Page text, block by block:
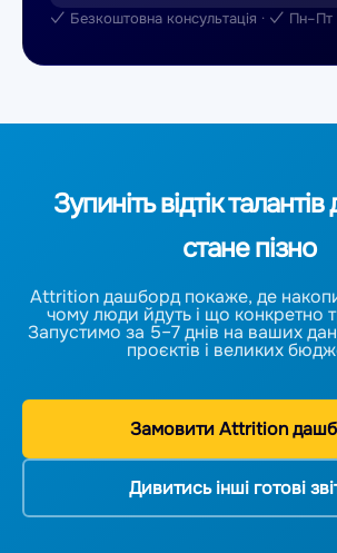
✓ Безкоштовна консультація · ✓
Зупиніть відтік
стане пізно
Attrition дашборд покаже, де
чому люди йдуть і що конкретно
Запустимо за 5–7 днів на ваших
проєктів і великих
Замовити Attrition
Дивитись інші готові